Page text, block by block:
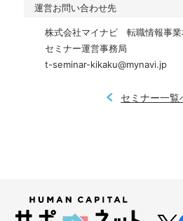
運営お問い合わせ先
株式会社マイナビ　転職情報事
セミナー運営事務局
t-seminar-kikaku@mynavi.jp
セミナー一覧